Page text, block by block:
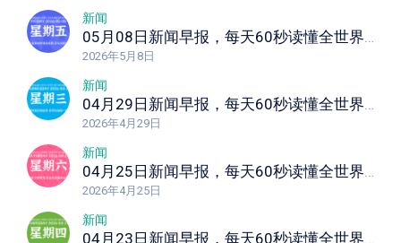
新闻
05月08日新闻早报，每天60秒读懂全世界！
2026年5月8日
新闻
04月29日新闻早报，每天60秒读懂全世界！
2026年4月29日
新闻
04月25日新闻早报，每天60秒读懂全世界！
2026年4月25日
新闻
04月23日新闻早报，每天60秒读懂全世界！